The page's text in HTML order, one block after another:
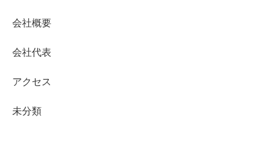
会社概要
会社代表
アクセス
未分類